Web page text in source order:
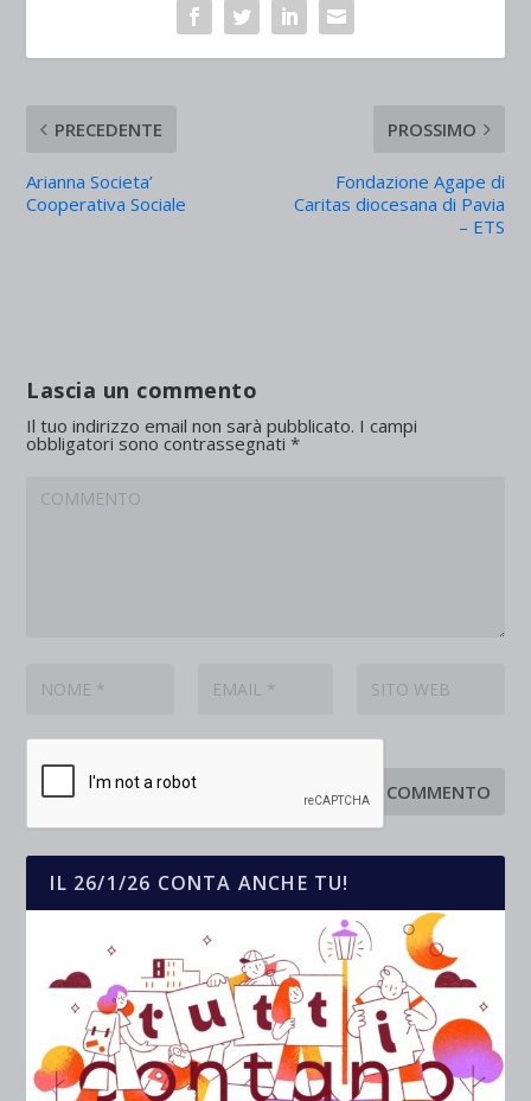
PRECEDENTE
Arianna Societa’
Cooperativa Sociale
PROSSIMO
Fondazione Agape di
Caritas diocesana di Pavia
– ETS
Lascia un commento
Il tuo indirizzo email non sarà pubblicato. I campi
obbligatori sono contrassegnati*
IL 26/1/26 CONTA ANCHE TU!